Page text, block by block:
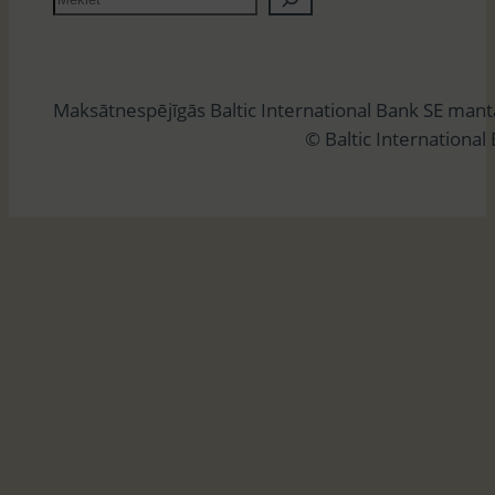
e
ē
Maksātnespējīgās Baltic International Bank SE
© Baltic International